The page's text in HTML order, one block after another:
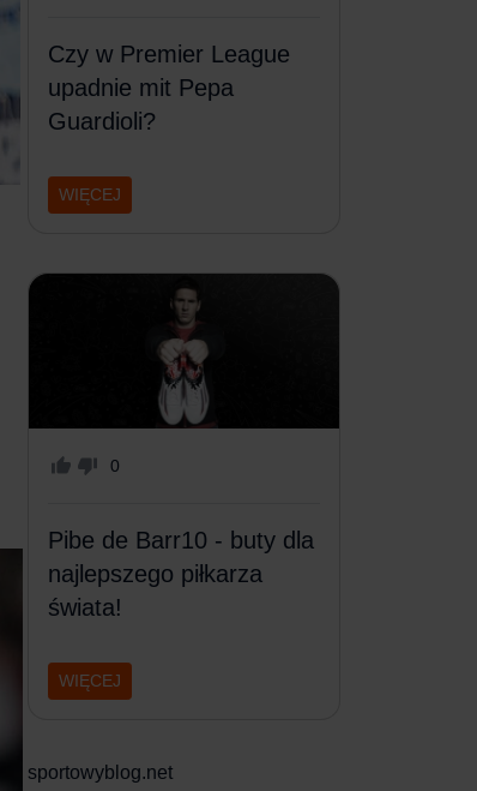
Czy w Premier League
upadnie mit Pepa
Guardioli?
WIĘCEJ
0
Pibe de Barr10 - buty dla
najlepszego piłkarza
świata!
WIĘCEJ
sportowyblog.net